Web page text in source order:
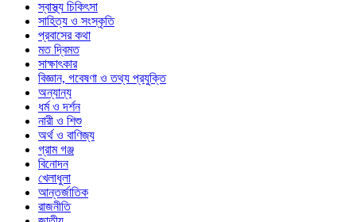
স্বাস্থ্য চিকিৎসা
সাহিত্য ও সংস্কৃতি
প্রবাসের কথা
মত দ্বিমত
সাক্ষাৎকার
বিজ্ঞান, গবেষণা ও তথ্য প্রযুক্তি
অন্যান্য
ধর্ম ও দর্শন
নারী ও শিশু
অর্থ ও বাণিজ্য
গ্রাম গঞ্জ
বিনোদন
খেলাধুলা
আন্তর্জাতিক
রাজনীতি